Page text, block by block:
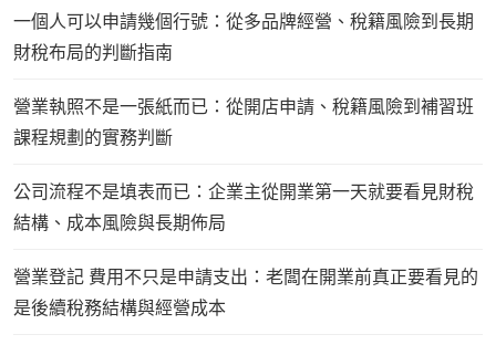
一個人可以申請幾個行號：從多品牌經營、稅籍風險到長期
財稅布局的判斷指南
營業執照不是一張紙而已：從開店申請、稅籍風險到補習班
課程規劃的實務判斷
公司流程不是填表而已：企業主從開業第一天就要看見財稅
結構、成本風險與長期佈局
營業登記 費用不只是申請支出：老闆在開業前真正要看見的
是後續稅務結構與經營成本